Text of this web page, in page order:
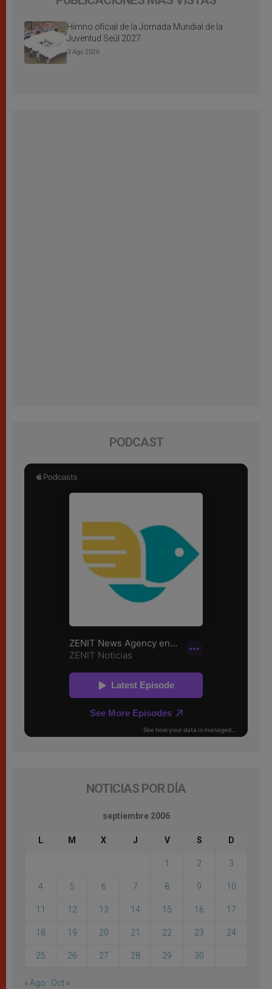
Himno oficial de la Jornada Mundial de la
Juventud Seúl 2027
3 Ago 2026
PODCAST
NOTICIAS POR DÍA
septiembre 2006
L M X J V S D
1 2 3
4 5 6 7 8 9 10
11 12 13 14 15 16 17
18 19 20 21 22 23 24
25 26 27 28 29 30
« Ago Oct »